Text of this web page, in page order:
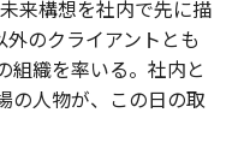
来構想を社内で先に描
のクライアントとも
組織を率いる。社内と
の人物が、この日の取